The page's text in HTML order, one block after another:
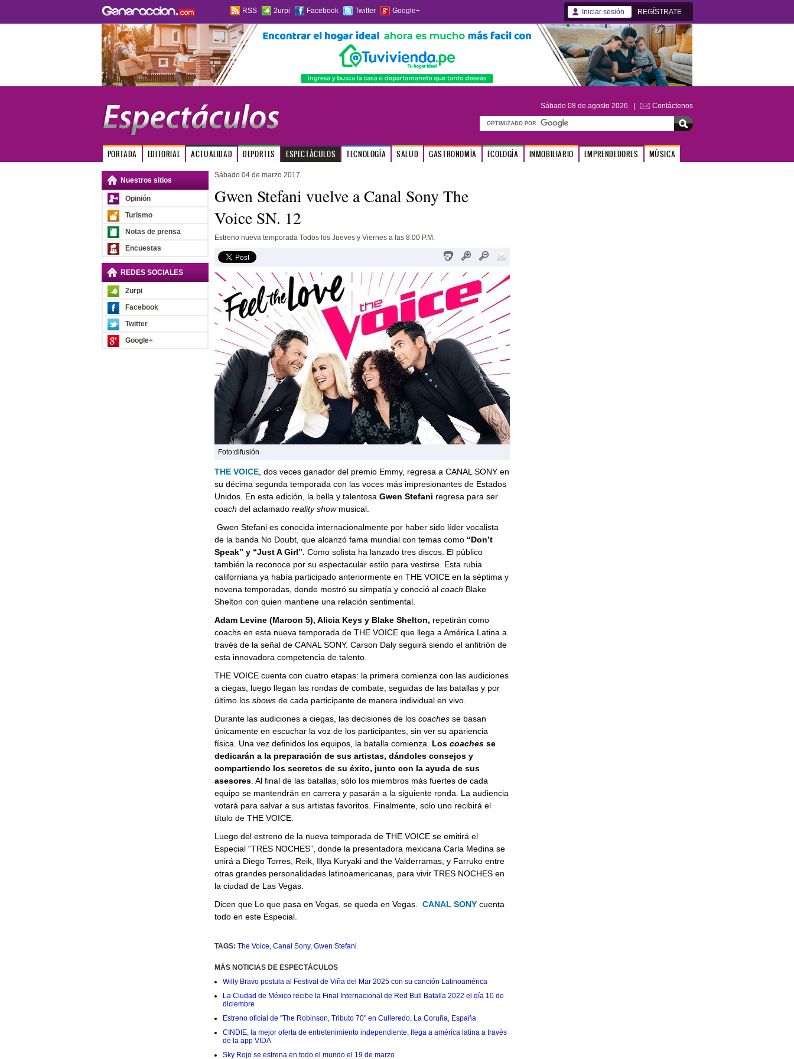
RSS 2urpi Facebook Twitter Google+ Iniciar sesión REGÍSTRATE
Sábado 08 de agosto 2026 | Contáctenos
PORTADA EDITORIAL ACTUALIDAD DEPORTES ESPECTÁCULOS TECNOLOGÍA SALUD GASTRONOMÍA ECOLOGÍA INMOBILIARIO EMPRENDEDORES MÚSICA
Nuestros sitios
Opinión
Turismo
Notas de prensa
Encuestas
REDES SOCIALES
2urpi
Facebook
Twitter
Google+
Sábado 04 de marzo 2017
Gwen Stefani vuelve a Canal Sony The
Voice SN. 12
Estreno nueva temporada Todos los Jueves y Viernes a las 8:00 P.M.
Foto:difusión
THE VOICE, dos veces ganador del premio Emmy, regresa a CANAL SONY en
su décima segunda temporada con las voces más impresionantes de Estados
Unidos. En esta edición, la bella y talentosa Gwen Stefani regresa para ser
coach del aclamado reality showmusical.
Gwen Stefani es conocida internacionalmente por haber sido líder vocalista
de la banda No Doubt, que alcanzó fama mundial con temas como “Don’t
Speak” y “Just A Girl”. Como solista ha lanzado tres discos. El público
también la reconoce por su espectacular estilo para vestirse. Esta rubia
californiana ya había participado anteriormente en THE VOICE en la séptima y
novena temporadas, donde mostró su simpatía y conoció al coach Blake
Shelton con quien mantiene una relación sentimental.
Adam Levine (Maroon 5), Alicia Keys y Blake Shelton, repetirán como
coachs en esta nueva temporada de THE VOICE que llega a América Latina a
través de la señal de CANAL SONY. Carson Daly seguirá siendo el anfitrión de
esta innovadora competencia de talento.
THE VOICE cuenta con cuatro etapas: la primera comienza con las audiciones
a ciegas, luego llegan las rondas de combate, seguidas de las batallas y por
último los showsde cada participante de manera individual en vivo.
Durante las audiciones a ciegas, las decisiones de los coachesse basan
únicamente en escuchar la voz de los participantes, sin ver su apariencia
física. Una vez definidos los equipos, la batalla comienza. Los coachesse
dedicarán a la preparación de sus artistas, dándoles consejos y
compartiendo los secretos de su éxito, junto con la ayuda de sus
asesores. Al final de las batallas, sólo los miembros más fuertes de cada
equipo se mantendrán en carrera y pasarán a la siguiente ronda. La audiencia
votará para salvar a sus artistas favoritos. Finalmente, solo uno recibirá el
título de THE VOICE.
Luego del estreno de la nueva temporada de THE VOICE se emitirá el
Especial “TRES NOCHES”, donde la presentadora mexicana Carla Medina se
unirá a Diego Torres, Reik, Illya Kuryaki and the Valderramas, y Farruko entre
otras grandes personalidades latinoamericanas, para vivir TRES NOCHES en
la ciudad de Las Vegas.
Dicen que Lo que pasa en Vegas, se queda en Vegas. CANAL SONYcuenta
todo en este Especial.
TAGS: The Voice, Canal Sony, Gwen Stefani
MÁS NOTICIAS DE ESPECTÁCULOS
Willy Bravo postula al Festival de Viña del Mar 2025 con su canción Latinoamérica
La Ciudad de México recibe la Final Internacional de Red Bull Batalla 2022 el día 10 de
diciembre
Estreno oficial de "The Robinson, Tributo 70" en Culleredo, La Coruña, España
CINDIE, la mejor oferta de entretenimiento independiente, llega a américa latina a través
de la app VIDA
Sky Rojo se estrena en todo el mundo el 19 de marzo